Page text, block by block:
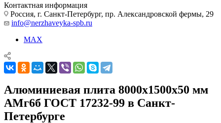
Контактная информация
Россия, г. Санкт-Петербург, пр. Александровской фермы, 29
info@nerzhaveyka-spb.ru
MAX
Алюминиевая плита 8000х1500х50 мм
АМг6б ГОСТ 17232-99 в Санкт-
Петербурге